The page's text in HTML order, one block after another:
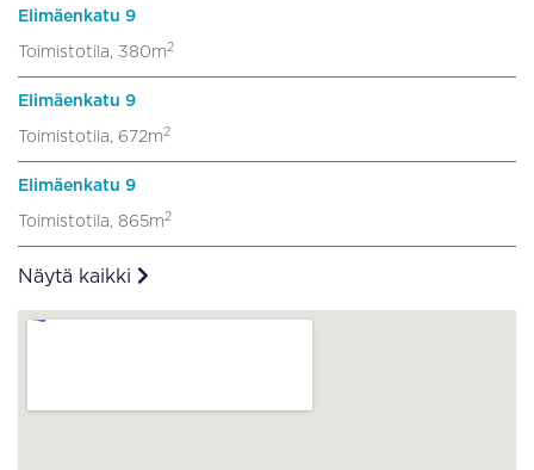
Elimäenkatu 9
Toimistotila, 380m2
Elimäenkatu 9
Toimistotila, 672m2
Elimäenkatu 9
Toimistotila, 865m2
Näytä kaikki